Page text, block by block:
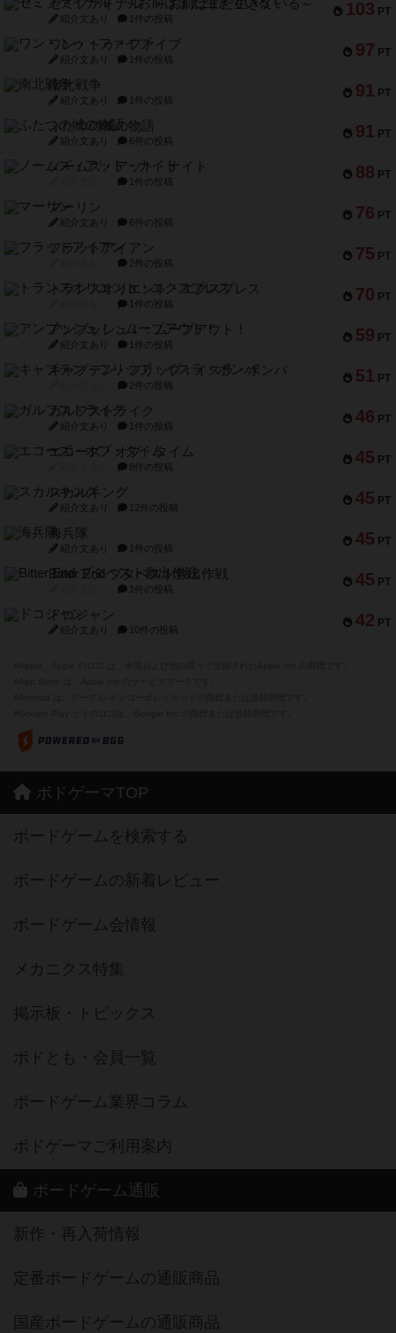
103 PT
セミファイナル ～お前はまだ生きている～
紹介文あり 1件の投稿
97 PT
ワン・トゥ・ファイブ
紹介文あり 1件の投稿
91 PT
南北戦争
紹介文あり 1件の投稿
91 PT
ふたつの城の物語
紹介文あり 6件の投稿
88 PT
ノームズ・アット・ナイト
1件の投稿
76 PT
マーリン
紹介文あり 6件の投稿
75 PT
フラットアイアン
2件の投稿
70 PT
トランスオリエント・エクスプレス
1件の投稿
59 PT
アンブッシュ！：ムーブアウト！
紹介文あり 1件の投稿
51 PT
キャプテン・フリップ：イスラ・ボンバ
2件の投稿
46 PT
ガルフストライク
紹介文あり 1件の投稿
45 PT
エコーズ・オブ・タイム
8件の投稿
45 PT
スカルキング
紹介文あり 12件の投稿
45 PT
海兵隊
紹介文あり 1件の投稿
45 PT
Bitter End ブタペスト救出作戦
1件の投稿
42 PT
ドコジャン
紹介文あり 10件の投稿
ボドゲーマTOP
ボードゲームを検索する
ボードゲームの新着レビュー
ボードゲーム会情報
メカニクス特集
掲示板・トピックス
ボドとも・会員一覧
ボードゲーム業界コラム
ボドゲーマご利用案内
ボードゲーム通販
新作・再入荷情報
定番ボードゲームの通販商品
国産ボードゲームの通販商品